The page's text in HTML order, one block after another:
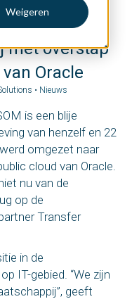
Weigeren
met overstap
Oracle
• Nieuws
is een blije
van henzelf en 22
omgezet naar
cloud van Oracle.
nu van de
op de
Transfer
in de
IT-gebied. “We zijn
geeft